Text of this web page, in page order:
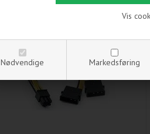
Nødvendige Markedsføring
Vis